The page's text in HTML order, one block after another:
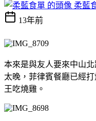
柔藍
13年前
本來是與友人要來中山
太晚，菲律賓餐廳已經
王吃燒雞。